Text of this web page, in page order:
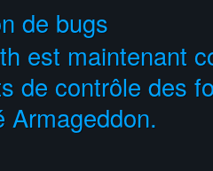
de bugs
est maintenant
de contrôle des
Armageddon.